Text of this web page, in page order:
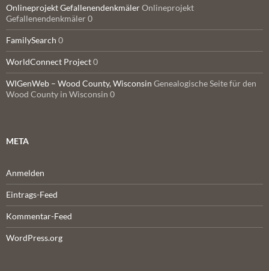
Onlineprojekt GefallenendenkmälerOnlineprojekt
Gefallenendenkmäler 0
FamilySearch 0
WorldConnect Project0
WIGenWeb – Wood County, Wisconsin Genealogische Seite für den
Wood County in Wisconsin 0
META
Anmelden
Eintrags-Feed
Kommentar-Feed
WordPress.org